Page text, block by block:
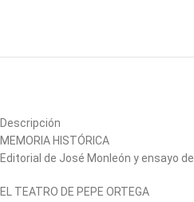
Descripción
MEMORIA HISTÓRICA
Editorial de José Monleón y ensayo
EL TEATRO DE PEPE ORTEGA